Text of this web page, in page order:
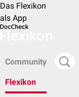
Das Flexikon
als App
Community
Flexikon